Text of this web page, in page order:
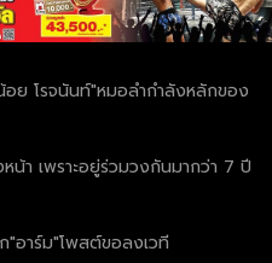
ย โรจนันท์"หมอลำกำลังหลักของ
น้า เพราะอยู่ร่วมวงกันมากว่า 7 ปี
อาร์ม"โพสต์ขอลงเวที